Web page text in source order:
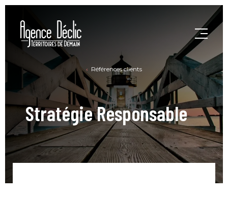
Références clients
Stratégie Responsable